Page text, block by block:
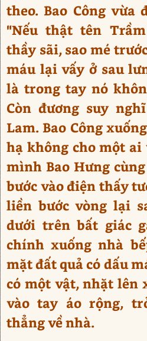
theo. Bao Công vừa
"Nếu thật tên
thầy sãi, sao mé
máu lại vấy ở sau
là trong tay nó
Còn đương suy
Lam. Bao Công
hạ không cho một ai
mình Bao Hưng
bước vào điện thấy
liền bước vòng lại
dưới trên bất giác
chính xuống nhà
mặt đất quả có dấu
có một vật, nhặt lên
vào tay áo rộng,
thẳng về nhà.